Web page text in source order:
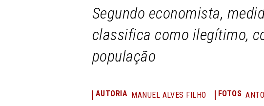
Segundo economista,
classifica como ilegítimo,
população
AUTORIA MANUEL ALVES FILHO FOTOS